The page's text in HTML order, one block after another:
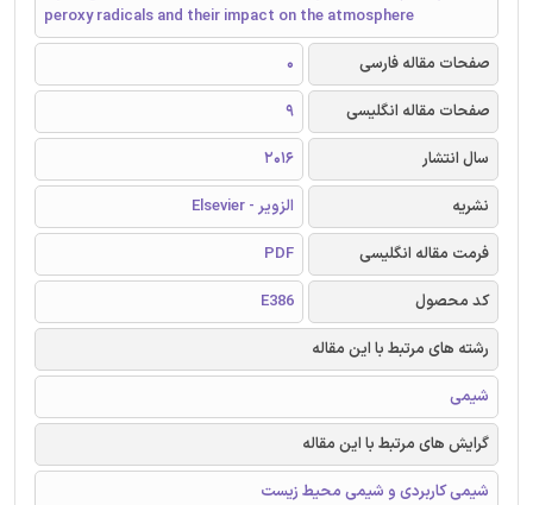
peroxy radicals and their impact on the atmosphere
صفحات مقاله فارسی
0
صفحات مقاله انگلیسی
9
سال انتشار
2016
نشریه
الزویر - Elsevier
فرمت مقاله انگلیسی
PDF
کد محصول
E386
رشته های مرتبط با این مقاله
شیمی
گرایش های مرتبط با این مقاله
شیمی کاربردی و شیمی محیط زیست